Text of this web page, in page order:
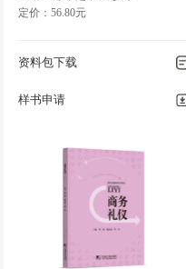
定价：56.80元
资料包下载
样书申请